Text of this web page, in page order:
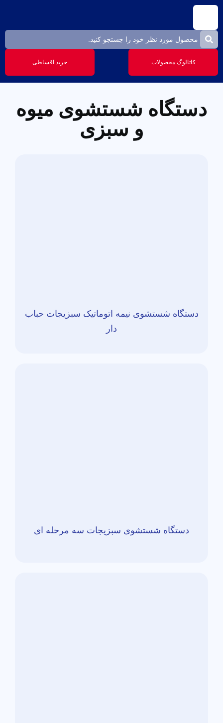
کاتالوگ محصولات خرید اقساطی
دستگاه شستشوی میوه
و سبزی
دستگاه شستشوی نیمه اتوماتیک سبزیجات حباب
دار
دستگاه شستشوی سبزیجات سه مرحله ای